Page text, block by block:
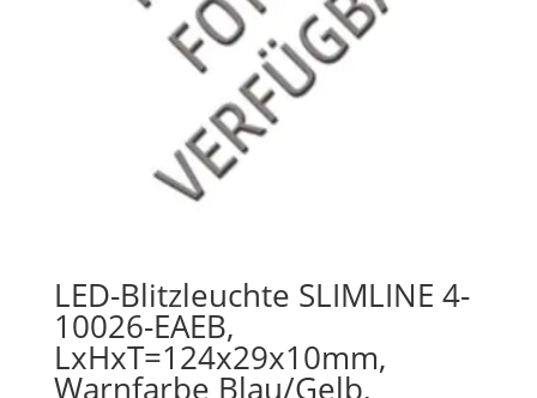
LED-Blitzleuchte SLIMLINE 4-
10026-EAEB,
LxHxT=124x29x10mm,
Warnfarbe Blau/Gelb,